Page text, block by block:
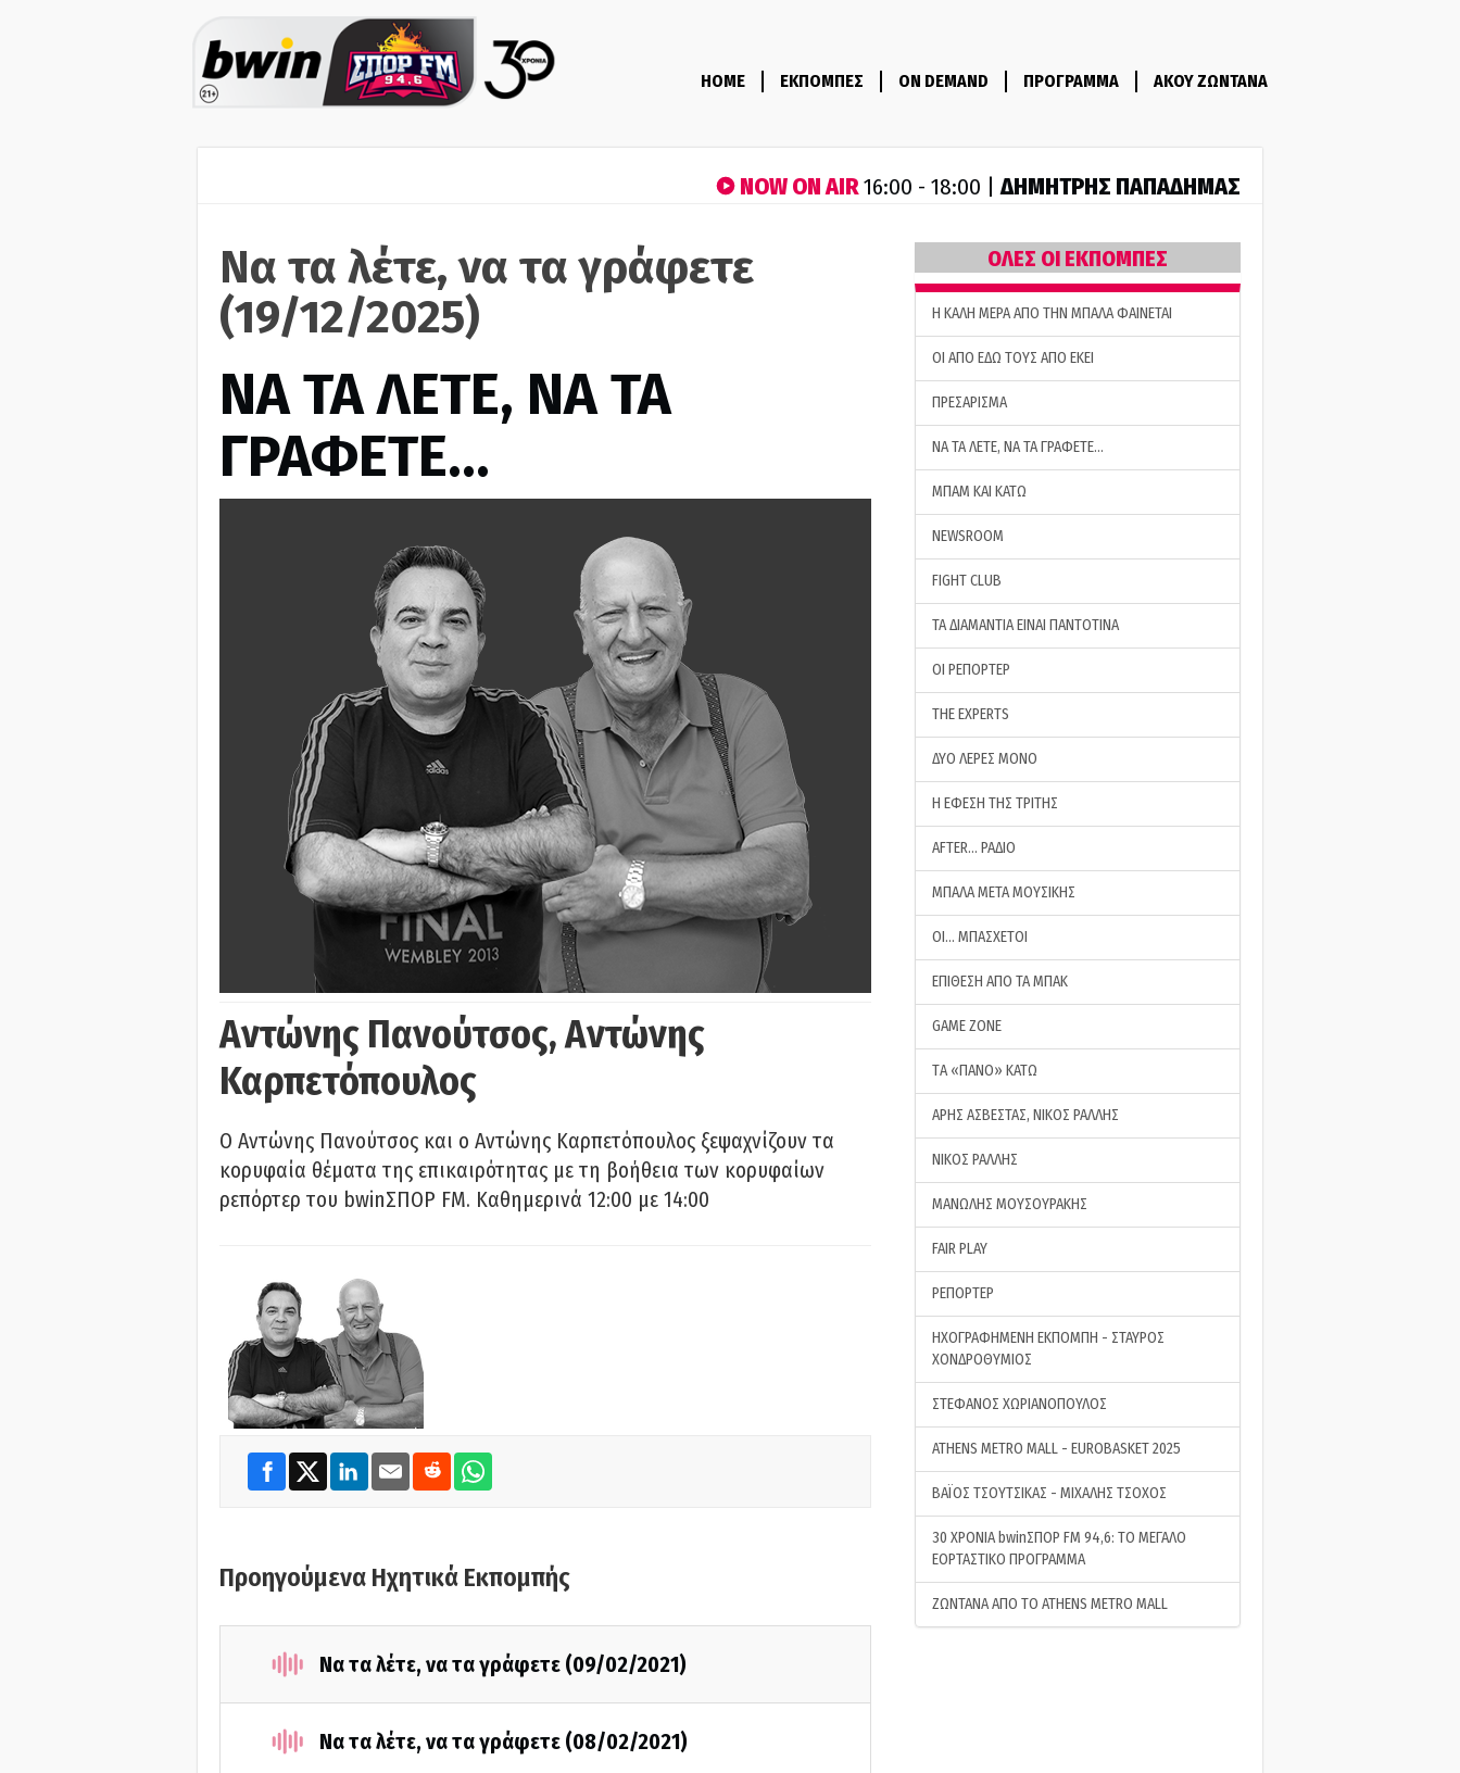
HOME ΕΚΠΟΜΠΕΣ ON DEMAND ΠΡΟΓΡΑΜΜΑ ΑΚΟΥ ΖΩΝΤΑΝΑ
NOW ON AIR16:00 - 18:00 |ΔΗΜΗΤΡΗΣ ΠΑΠΑΔΗΜΑΣ
Να τα λέτε, να τα γράφετε
(19/12/2025)
ΝΑ ΤΑ ΛΕΤΕ, ΝΑ ΤΑ
ΓΡΑΦΕΤΕ…
Αντώνης Πανούτσος, Αντώνης
Καρπετόπουλος
Ο Αντώνης Πανούτσος και ο Αντώνης Καρπετόπουλος ξεψαχνίζουν τα
κορυφαία θέματα της επικαιρότητας με τη βοήθεια των κορυφαίων
ρεπόρτερ του bwinΣΠΟΡ FM. Καθημερινά 12:00 με 14:00
Προηγούμενα Ηχητικά Εκπομπής
Να τα λέτε, να τα γράφετε (09/02/2021)
Να τα λέτε, να τα γράφετε (08/02/2021)
ΟΛΕΣ ΟΙ ΕΚΠΟΜΠΕΣ
H ΚΑΛΗ ΜΕΡΑ ΑΠΟ ΤΗΝ ΜΠΑΛΑ ΦΑΙΝΕΤΑΙ
ΟΙ ΑΠΟ ΕΔΩ ΤΟΥΣ ΑΠΟ ΕΚΕΙ
ΠΡΕΣΑΡΙΣΜΑ
ΝΑ ΤΑ ΛΕΤΕ, ΝΑ ΤΑ ΓΡΑΦΕΤΕ…
ΜΠΑΜ ΚΑΙ ΚΑΤΩ
NEWSROOM
FIGHT CLUB
ΤΑ ΔΙΑΜΑΝΤΙΑ ΕΙΝΑΙ ΠΑΝΤΟΤΙΝΑ
ΟΙ ΡΕΠΟΡΤΕΡ
THE EXPERTS
ΔΥΟ ΛΕΡΕΣ ΜΟΝΟ
Η ΕΦΕΣΗ ΤΗΣ ΤΡΙΤΗΣ
AFTER… ΡΑΔΙΟ
ΜΠΑΛΑ ΜΕΤΑ ΜΟΥΣΙΚΗΣ
ΟΙ… ΜΠΑΣΧΕΤΟΙ
ΕΠΙΘΕΣΗ ΑΠΟ ΤΑ ΜΠΑΚ
GAME ZONE
ΤA «ΠΑΝΟ» ΚΑΤΩ
ΑΡΗΣ ΑΣΒΕΣΤΑΣ, ΝΙΚΟΣ ΡΑΛΛΗΣ
ΝΙΚΟΣ ΡΑΛΛΗΣ
ΜΑΝΩΛΗΣ ΜΟΥΣΟΥΡΑΚΗΣ
FAIR PLAY
ΡΕΠΟΡΤΕΡ
ΗΧΟΓΡΑΦΗΜΕΝΗ ΕΚΠΟΜΠΗ - ΣΤΑΥΡΟΣ
ΧΟΝΔΡΟΘΥΜΙΟΣ
ΣΤΕΦΑΝΟΣ ΧΩΡΙΑΝΟΠΟΥΛΟΣ
ATHENS METRO MALL - EUROBASKET 2025
ΒΑΪΟΣ ΤΣΟΥΤΣΙΚΑΣ - ΜΙΧΑΛΗΣ ΤΣΟΧΟΣ
30 ΧΡΟΝΙΑ bwinΣΠΟΡ FM 94,6: ΤΟ ΜΕΓΑΛΟ
ΕΟΡΤΑΣΤΙΚΟ ΠΡΟΓΡΑΜΜΑ
ΖΩΝΤΑΝΑ ΑΠΟ ΤΟ ATHENS METRO MALL